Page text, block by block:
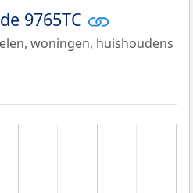
9765TC
woningen, huishoudens